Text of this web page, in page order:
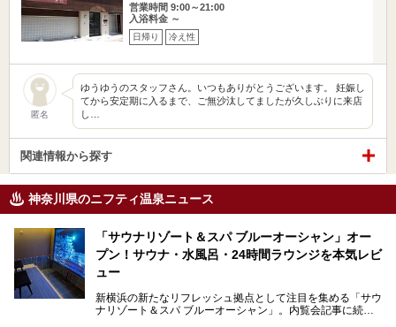
営業時間 9:00～21:00
入浴料金 ～
日帰り 冷え性
匿名
ゆうゆうのスタッフさん。いつもありがとうございます。 妊娠し
てから安定期に入るまで、ご無沙汰してましたが久しぶりに来店
し…
関連情報から探す
神奈川県のニフティ温泉ニュース
「サウナリゾート＆スパ ブルーオーシャン」オー
プン！サウナ・水風呂・24時間ラウンジを本気レビ
ュー
新横浜の新たなリフレッシュ拠点として注目を集める「サウ
ナリゾート＆スパ ブルーオーシャン」。内覧会記事に続